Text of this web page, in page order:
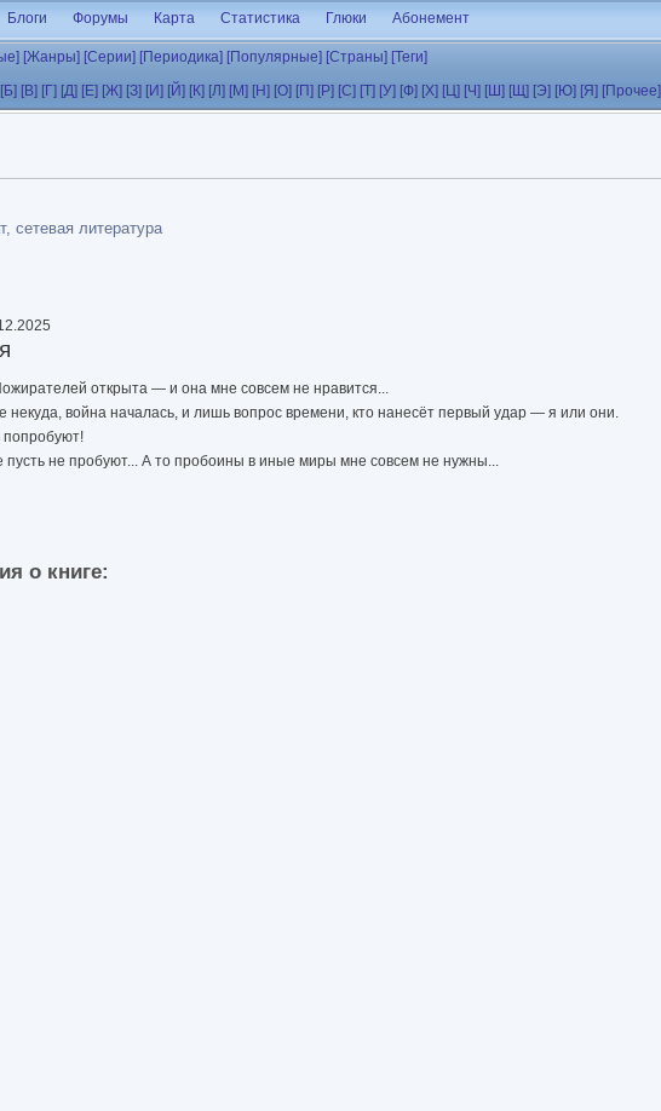
Блоги Форумы Карта Статистика Глюки Абонемент
[Жанры] [Серии] [Периодика] [Популярные] [Страны] [Теги]
[Б] [В] [Г] [Д] [Е] [Ж] [З] [И] [Й] [К] [Л] [М] [Н] [О] [П] [Р] [С] [Т] [У] [Ф] [Х] [Ц] [Ч] [Ш] [Щ] [Э] [Ю] [Я] [Прочее]
сетевая литература
открыта — и она мне совсем не нравится...
некуда, война началась, и лишь вопрос времени, кто нанесёт первый удар — я или они.
попробуют!
пусть не пробуют... А то пробоины в иные миры мне совсем не нужны...
о книге: